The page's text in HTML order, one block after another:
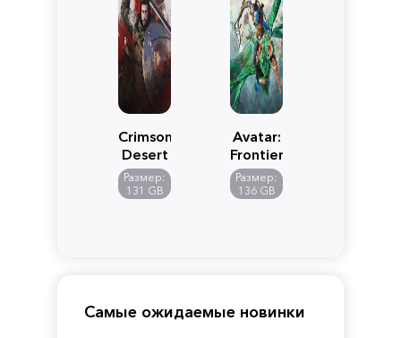
Crimson
Desert
Размер:
131 GB
Avatar:
Frontiers
of
Pandora
Размер:
136 GB
Самые ожидаемые новинки